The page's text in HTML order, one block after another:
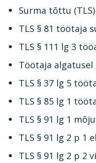
Surma tõttu (TLS)
TLS § 81 töötaja
TLS § 111 lg 3
Töötaja algatusel
TLS § 37 lg 5
TLS § 85 lg 1
TLS § 91 lg 1
TLS § 91 lg 2 p 1
TLS § 91 lg 2 p 2